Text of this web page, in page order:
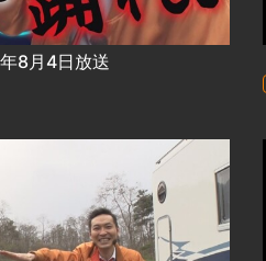
8月4日放送